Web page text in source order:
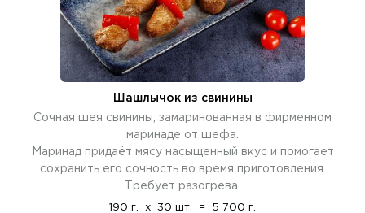
Шашлычок из свинины
Сочная шея свинины, замаринованная в фирменном
маринаде от шефа.
Маринад придаёт мясу насыщенный вкус и помогает
сохранить его сочность во время приготовления.
Требует разогрева.
190 г. x 30 шт. = 5 700 г.